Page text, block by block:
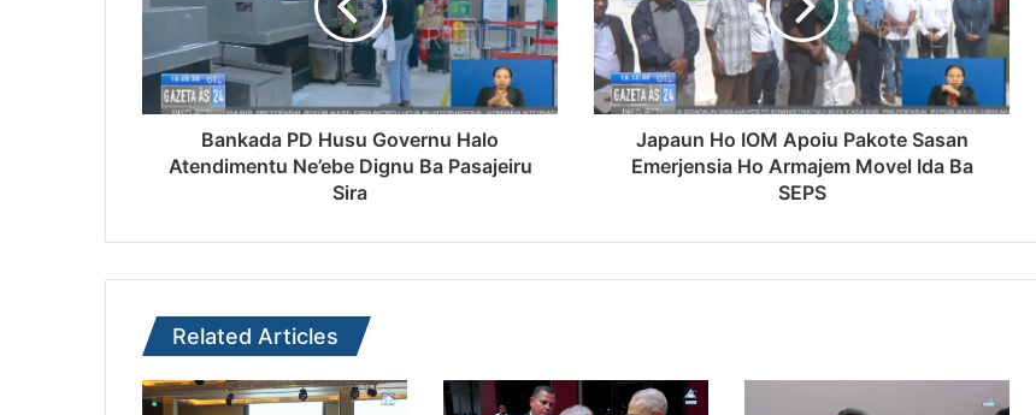
Bankada PD Husu Governu Halo
Atendimentu Ne’ebe Dignu Ba Pasajeiru
Sira
Japaun Ho IOM Apoiu Pakote Sasan
Emerjensia Ho Armajem Movel Ida Ba
SEPS
Related Articles